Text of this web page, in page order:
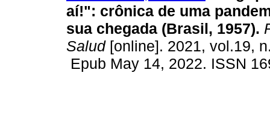
aí!": crônica de uma
sua chegada (Brasil, 1957).
Salud[online]. 2021, vol.19,
Epub May 14, 2022. ISSN